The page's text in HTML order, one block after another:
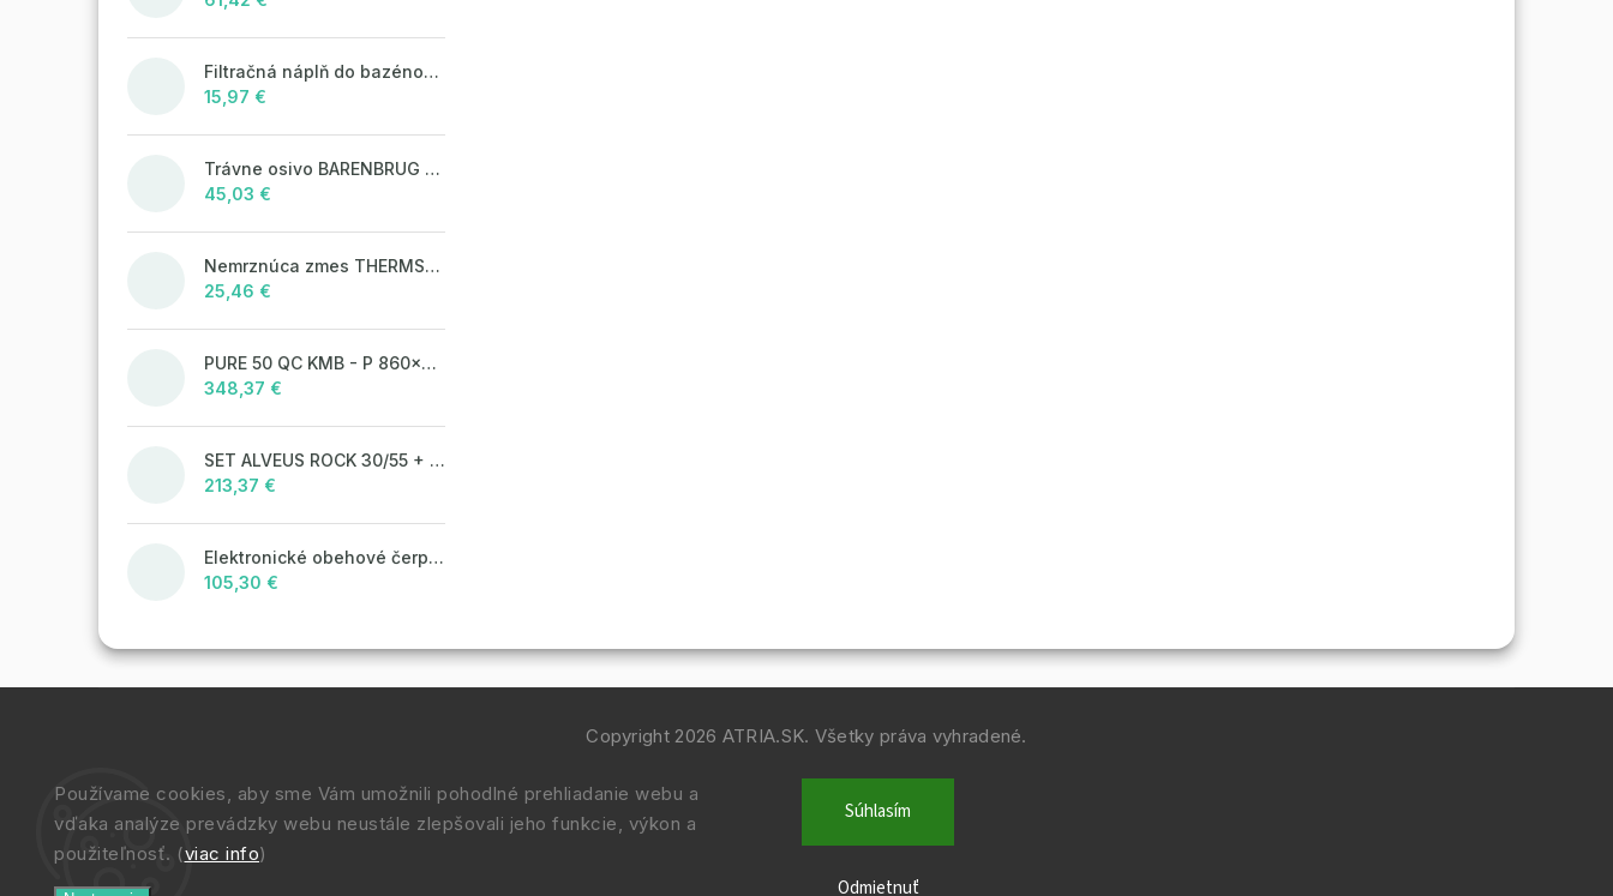
Používame cookies, aby sme Vám umožnili pohodlné prehliadanie webu a
vďaka analýze prevádzky webu neustále zlepšovali jeho funkcie, výkon a
použiteľnosť. (viac info)
Odmietnuť
Súhlasím
Filtračná náplň do bazénových filtrácií LAGUNA Aqua Filter 25kg
15,97 €
Trávne osivo BARENBRUG WATER SAVER 5 kg
45,03 €
Nemrznúca zmes THERMSOL EKO
25,46 €
PURE 50 QC KMB - P 860x525 mm F_ jedn.sifon
348,37 €
SET ALVEUS ROCK 30/55 + BATERIE TONIA 55
213,37 €
Elektronické obehové čerpadlo NOVA 25-60/130 úsporné na kúrenie
105,30 €
Copyright 2026 ATRIA.SK. Všetky práva vyhradené.